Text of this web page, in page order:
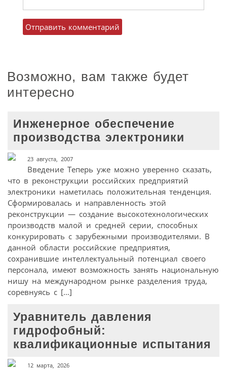
Возможно, вам также будет
интересно
Инженерное обеспечение
производства электроники
23 августа, 2007
Введение Теперь уже можно уверенно сказать,
что в реконструкции российских предприятий
электроники наметилась положительная тенденция.
Сформировалась и направленность этой
реконструкции — создание высокотехнологических
производств малой и средней серии, способных
конкурировать с зарубежными производителями. В
данной области российские предприятия,
сохранившие интеллектуальный потенциал своего
персонала, имеют возможность занять национальную
нишу на международном рынке разделения труда,
соревнуясь с […]
Уравнитель давления
гидрофобный:
квалификационные испытания
12 марта, 2026